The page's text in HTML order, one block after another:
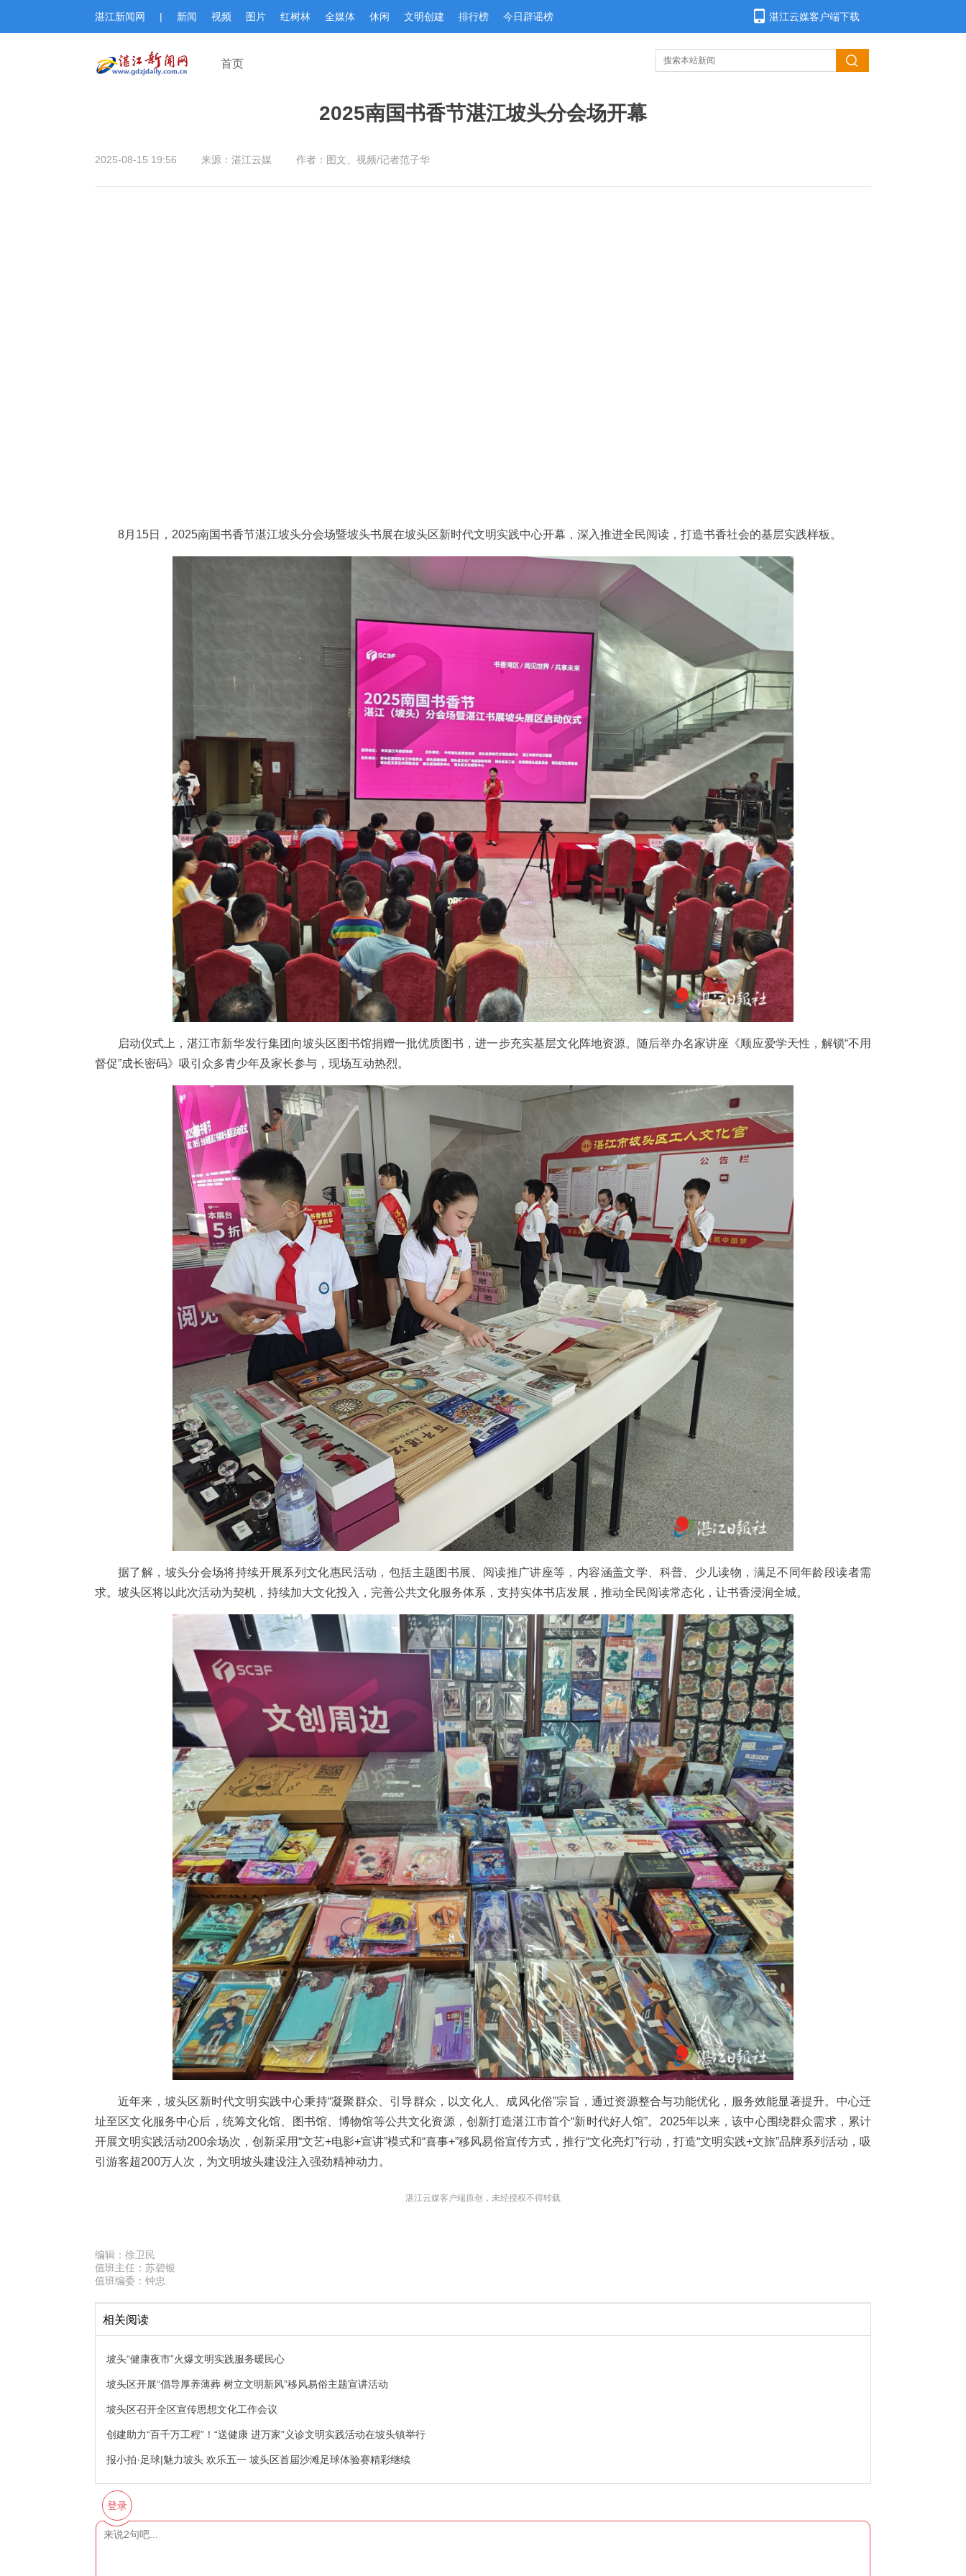
湛江新闻网 | 新闻 视频 图片 红树林 全媒体 休闲 文明创建 排行榜 今日辟谣榜 湛江云媒客户端下载
首页
2025南国书香节湛江坡头分会场开幕
2025-08-15 19:56 来源：湛江云媒 作者：图文、视频/记者范子华
8月15日，2025南国书香节湛江坡头分会场暨坡头书展在坡头区新时代文明实践中心开幕，深入推进全民阅读，打造书香社会的基层实践样板。
启动仪式上，湛江市新华发行集团向坡头区图书馆捐赠一批优质图书，进一步充实基层文化阵地资源。随后举办名家讲座《顺应爱学天性，解锁“不用
督促”成长密码》吸引众多青少年及家长参与，现场互动热烈。
据了解，坡头分会场将持续开展系列文化惠民活动，包括主题图书展、阅读推广讲座等，内容涵盖文学、科普、少儿读物，满足不同年龄段读者需
求。坡头区将以此次活动为契机，持续加大文化投入，完善公共文化服务体系，支持实体书店发展，推动全民阅读常态化，让书香浸润全城。
近年来，坡头区新时代文明实践中心秉持“凝聚群众、引导群众，以文化人、成风化俗”宗旨，通过资源整合与功能优化，服务效能显著提升。中心迁
址至区文化服务中心后，统筹文化馆、图书馆、博物馆等公共文化资源，创新打造湛江市首个“新时代好人馆”。2025年以来，该中心围绕群众需求，累计
开展文明实践活动200余场次，创新采用“文艺+电影+宣讲”模式和“喜事+”移风易俗宣传方式，推行“文化亮灯”行动，打造“文明实践+文旅”品牌系列活动，吸
引游客超200万人次，为文明坡头建设注入强劲精神动力。
湛江云媒客户端原创，未经授权不得转载
编辑： 徐卫民
值班主任： 苏碧银
值班编委： 钟忠
相关阅读
坡头“健康夜市”火爆文明实践服务暖民心
坡头区开展“倡导厚养薄葬 树立文明新风”移风易俗主题宣讲活动
坡头区召开全区宣传思想文化工作会议
创建助力“百千万工程”！“送健康 进万家”义诊文明实践活动在坡头镇举行
报小拍·足球|魅力坡头 欢乐五一 坡头区首届沙滩足球体验赛精彩继续
登录